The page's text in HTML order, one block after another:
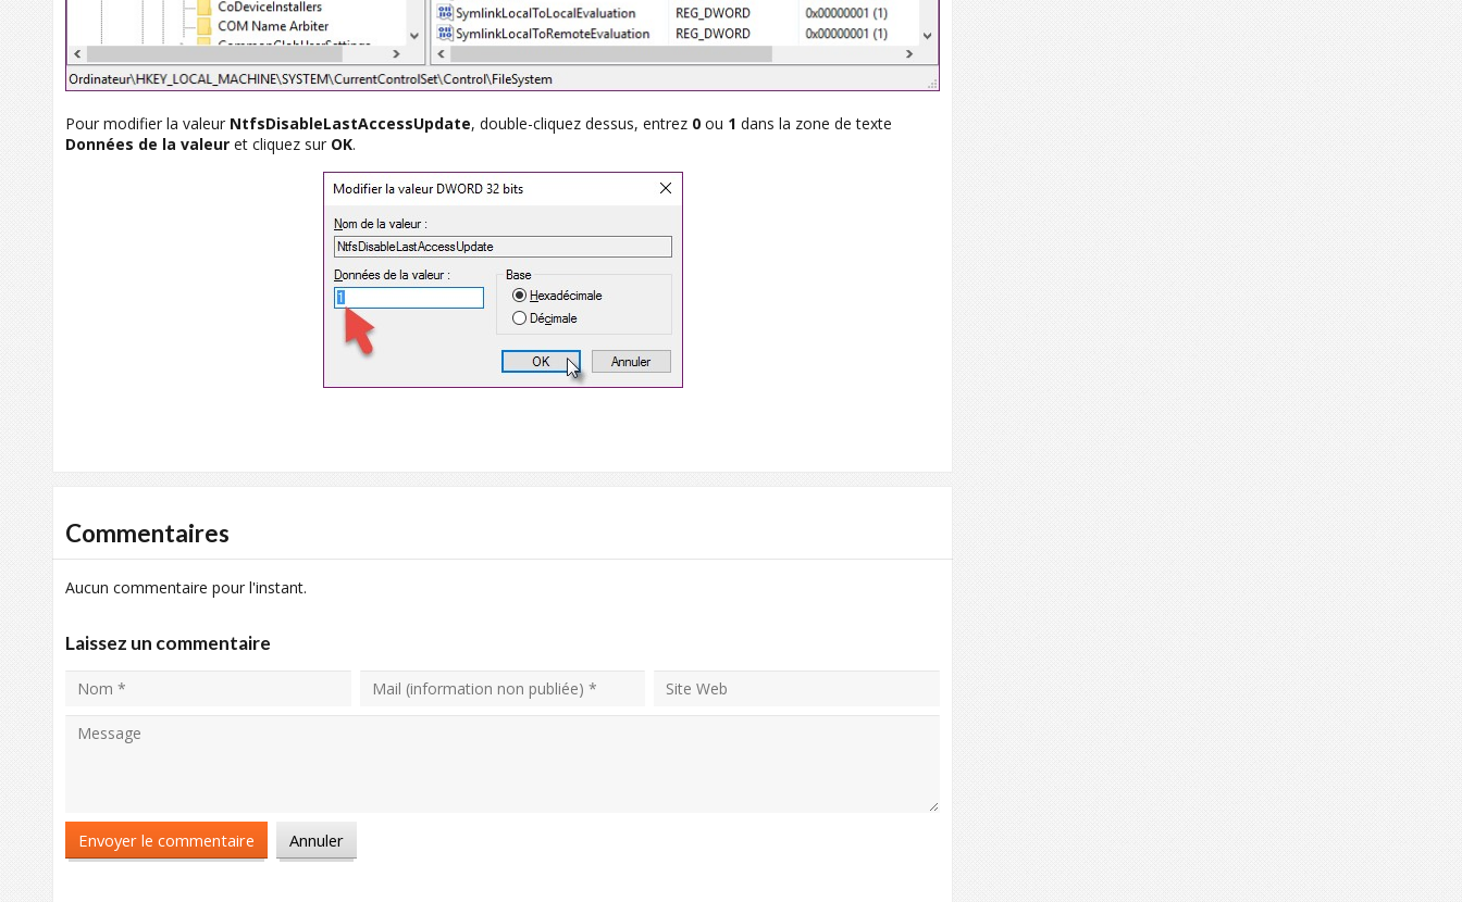
Pour modifier la valeur NtfsDisableLastAccessUpdate, double-cliquez dessus, entrez 0 ou 1 dans la zone de texte
Données de la valeur et cliquez sur OK.
Commentaires
Aucun commentaire pour l'instant.
Laissez un commentaire